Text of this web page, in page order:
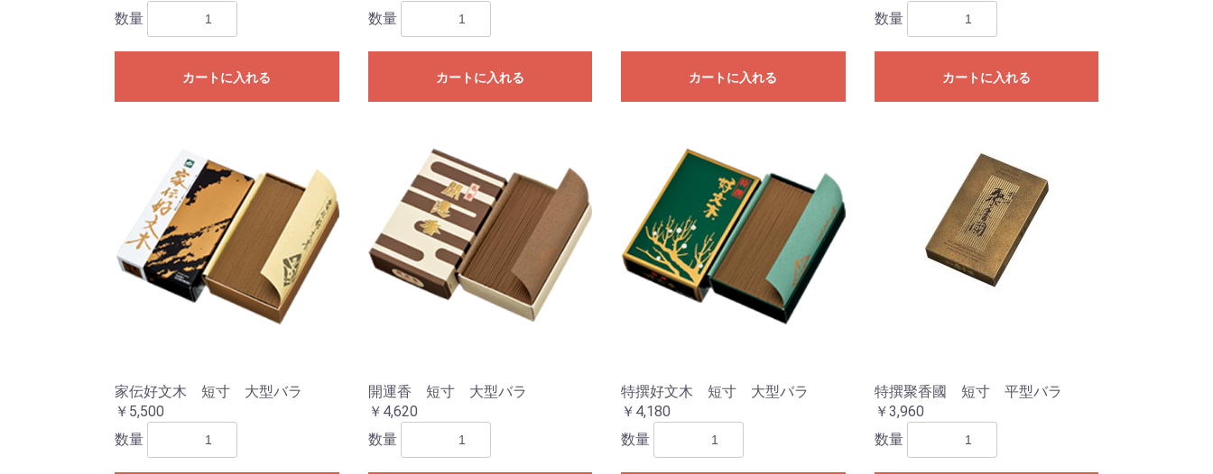
数量
カートに入れる
数量
カートに入れる カートに入れる
数量
カートに入れる
家伝好文木 短寸 大型バラ
￥5,500
数量
開運香 短寸 大型バラ
￥4,620
数量
特撰好文木 短寸 大型バラ
￥4,180
数量
特撰聚香國 短寸 平型バラ
￥3,960
数量
お買い物を続ける カートへ進む